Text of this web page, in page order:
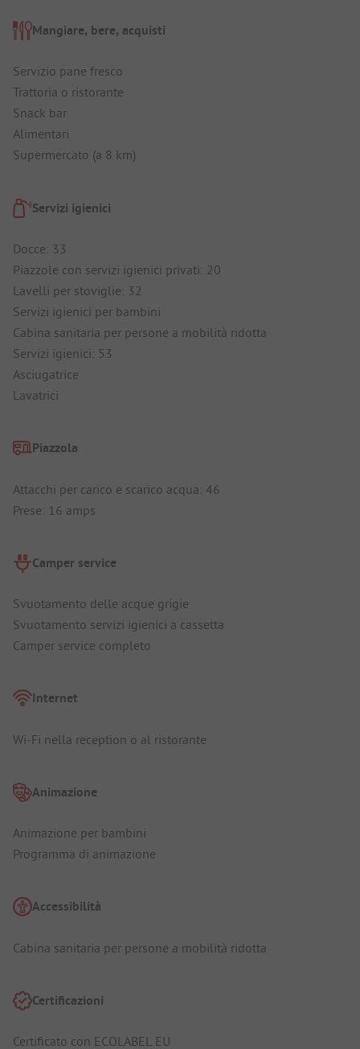
Mangiare, bere, acquisti
Servizio pane fresco
Trattoria o ristorante
Snack bar
Alimentari
Supermercato (a 8 km)
Servizi igienici
Docce: 33
Piazzole con servizi igienici privati: 20
Lavelli per stoviglie: 32
Servizi igienici per bambini
Cabina sanitaria per persone a mobilità ridotta
Servizi igienici: 53
Asciugatrice
Lavatrici
Piazzola
Attacchi per carico e scarico acqua: 46
Prese: 16 amps
Camper service
Svuotamento delle acque grigie
Svuotamento servizi igienici a cassetta
Camper service completo
Internet
Wi-Fi nella reception o al ristorante
Animazione
Animazione per bambini
Programma di animazione
Accessibilità
Cabina sanitaria per persone a mobilità ridotta
Certificazioni
Certificato con ECOLABEL EU